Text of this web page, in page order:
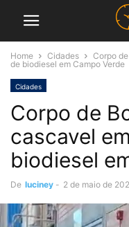
Home Cidades
Corpo
de biodiesel em Campo Verde
Cidades
Corpo de
cascavel
biodiesel
De luciney - 2 de maio de